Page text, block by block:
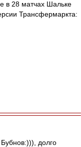
в 28 матчах Шальке
Трансфермаркта:
долго